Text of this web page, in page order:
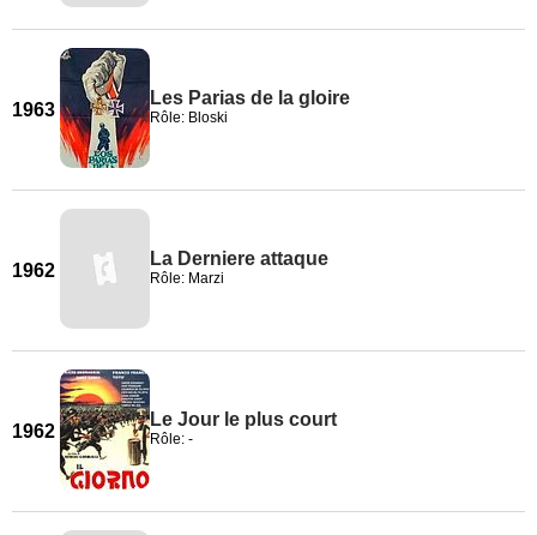
1963
Les Parias de la gloire
Rôle: Bloski
1962
La Derniere attaque
Rôle: Marzi
1962
Le Jour le plus court
Rôle: -